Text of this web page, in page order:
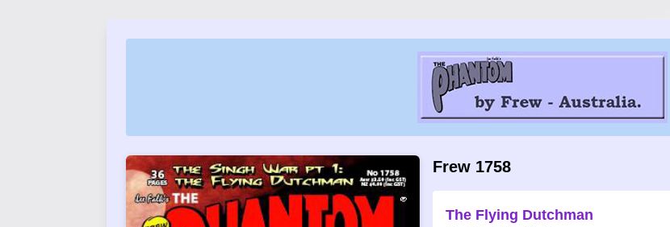
Frew 1758
The Flying Dutchman